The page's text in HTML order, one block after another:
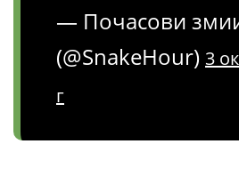
— Почасови
(@SnakeHour) 3
г